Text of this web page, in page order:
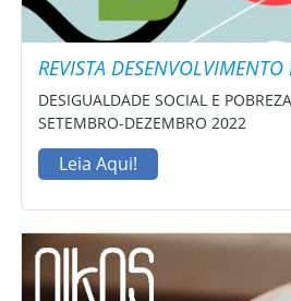
REVISTA DESENVOLVIMENTO
DESIGUALDADE SOCIAL E
SETEMBRO-DEZEMBRO 2022
Leia Aqui!